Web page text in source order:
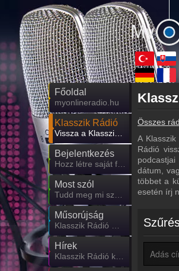
Főoldal
myonlineradio.hu
Klasszik Rádió
Bejelentkezés
Most szól
Műsorújság
Hírek
Összes
A
Rádió
dátum,
többet a
esetén írj